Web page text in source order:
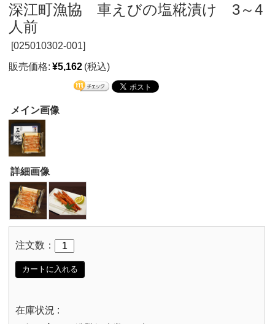
深江町漁協 車えびの塩糀漬け 3～4
人前
[025010302-001]
販売価格: ¥5,162 (税込)
メイン画像
詳細画像
注文数：
カートに入れる
在庫状況 :